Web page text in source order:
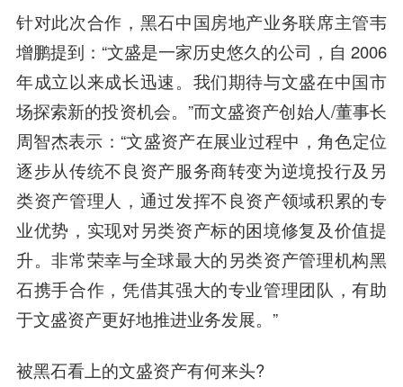
针对此次合作，黑石中国房地产业务联席主管韦
增鹏提到：“文盛是一家历史悠久的公司，自 2006
年成立以来成长迅速。我们期待与文盛在中国市
场探索新的投资机会。”而文盛资产创始人/董事长
周智杰表示：“文盛资产在展业过程中，角色定位
逐步从传统不良资产服务商转变为逆境投行及另
类资产管理人，通过发挥不良资产领域积累的专
业优势，实现对另类资产标的困境修复及价值提
升。非常荣幸与全球最大的另类资产管理机构黑
石携手合作，凭借其强大的专业管理团队，有助
于文盛资产更好地推进业务发展。”
被黑石看上的文盛资产有何来头?